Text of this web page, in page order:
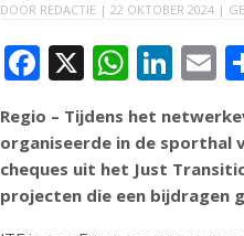
DOOR REDACTIE |22 OKTOBER 2024 |
F
ac
e
b
o
X W
h
at
s
A
Li
n
k
e
dI
E
ai
l
Regio – Tijdens het
organiseerde in de sporthal
cheques uit het Just
projecten die een bijdragen